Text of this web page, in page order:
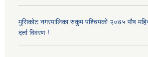
मुसिकोट नगरपालिका रुकुम पश्चिमको २०७५ पौष
दर्ता विवरण !